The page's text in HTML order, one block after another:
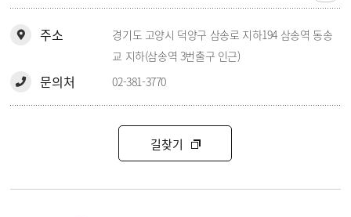
주소
경기도 고양시 덕양구 삼송로 지하194 삼송역 동송
교 지하(삼송역 3번출구 인근)
문의처 02-381-3770
길찾기